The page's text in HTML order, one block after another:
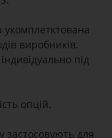
укомплетктована
виробників.
під
опцій.
застосовують для